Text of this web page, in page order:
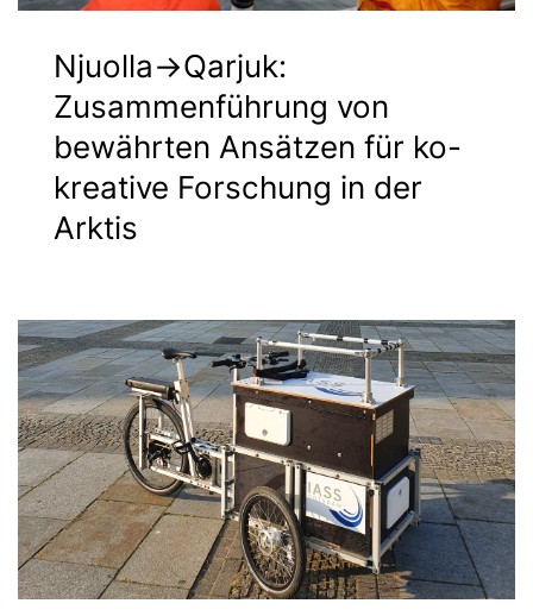
Njuolla->Qarjuk:
Zusammenführung von
bewährten Ansätzen für ko-
kreative Forschung in der
Arktis